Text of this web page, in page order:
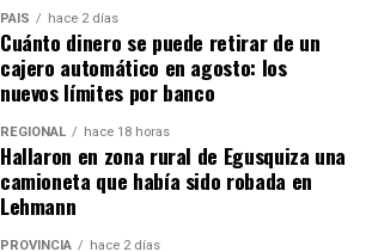
PAIS hace 2 días
Cuánto dinero se puede retirar de un
cajero automático en agosto: los
nuevos límites por banco
REGIONAL hace 18 horas
Hallaron en zona rural de Egusquiza una
camioneta que había sido robada en
Lehmann
PROVINCIA hace 2 días